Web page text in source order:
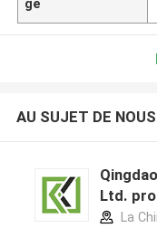
ge
AU SUJET DE NOUS
Ltd.
La